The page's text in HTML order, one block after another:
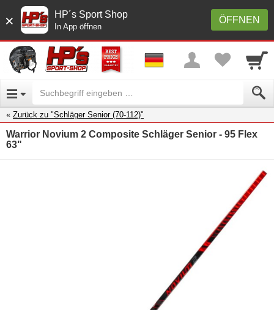
× ÖFFNEN
HP´s Sport Shop
In App öffnen
Zurück zu "Schläger Senior (70-112)"
Warrior Novium 2 Composite Schläger Senior - 95 Flex
63"